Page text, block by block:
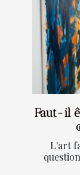
Faut-il
L'art